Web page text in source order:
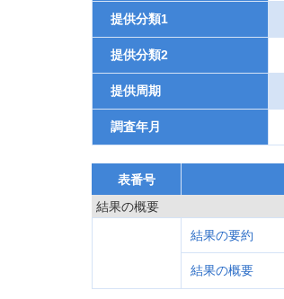
提供分類1
提供分類2
提供周期
調査年月
表番号
結果の概要
結果の要約
結果の概要